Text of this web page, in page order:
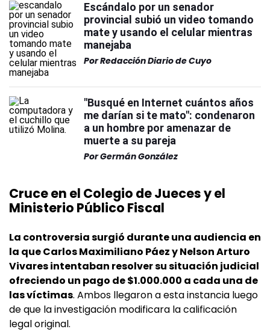
Escándalo por un senador
provincial subió un video tomando
mate y usando el celular mientras
manejaba
PorRedacción Diario de Cuyo
"Busqué en Internet cuántos años
me darían si te mato": condenaron
a un hombre por amenazar de
muerte a su pareja
PorGermán González
Cruce en el Colegio de Jueces y el
Ministerio Público Fiscal
La controversia surgió durante una audiencia en
la que Carlos Maximiliano Páez y Nelson Arturo
Vivares intentaban resolver su situación judicial
ofreciendo un pago de $1.000.000 a cada una de
las víctimas. Ambos llegaron a esta instancia luego
de que la investigación modificara la calificación
legal original.